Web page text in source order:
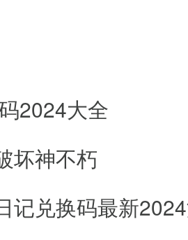
享受更加到位、贴
都能快速用车
2024大全
坏神不朽
记兑换码最新